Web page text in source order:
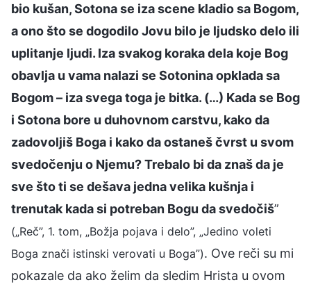
bio kušan, Sotona se iza scene kladio sa Bogom,
a ono što se dogodilo Jovu bilo je ljudsko delo ili
uplitanje ljudi. Iza svakog koraka dela koje Bog
obavlja u vama nalazi se Sotonina opklada sa
Bogom – iza svega toga je bitka. (…) Kada se Bog
i Sotona bore u duhovnom carstvu, kako da
zadovoljiš Boga i kako da ostaneš čvrst u svom
svedočenju o Njemu? Trebalo bi da znaš da je
sve što ti se dešava jedna velika kušnja i
trenutak kada si potreban Bogu da svedočiš”
(„Reč”, 1. tom, „Božja pojava i delo”, „Jedino voleti
Boga znači istinski verovati u Boga”). Ove reči su mi
pokazale da ako želim da sledim Hrista u ovom